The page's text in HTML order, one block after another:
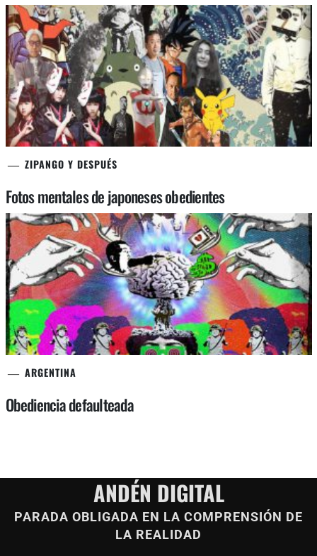
ZIPANGO Y DESPUÉS
Fotos mentales de japoneses obedientes
ARGENTINA
Obediencia defaulteada
ANDÉN DIGITAL
PARADA OBLIGADA EN LA COMPRENSIÓN DE
LA REALIDAD